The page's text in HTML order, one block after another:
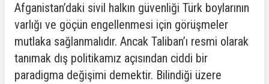
Afganistan’daki sivil halkın güvenliği Türk boylarının
varlığı ve göçün engellenmesi için görüşmeler
mutlaka sağlanmalıdır. Ancak Taliban’ı resmi olarak
tanımak dış politikamız açısından ciddi bir
paradigma değişimi demektir. Bilindiği üzere